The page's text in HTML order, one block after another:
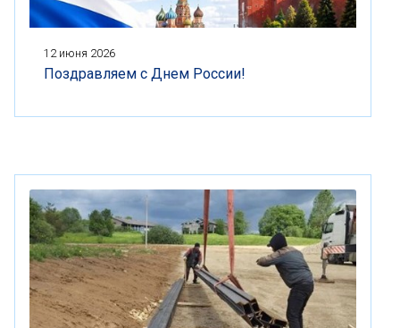
12 июня 2026
Поздравляем с Днем России!